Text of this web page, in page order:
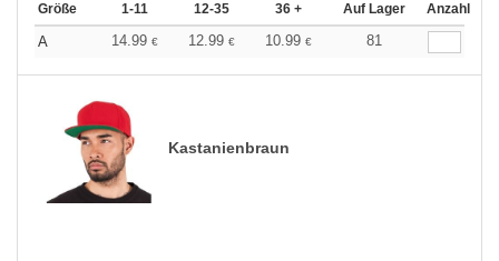
Größe 1-11 12-35 36 + Auf Lager Anzahl
A 14.99 € 12.99 € 10.99 € 81
Kastanienbraun